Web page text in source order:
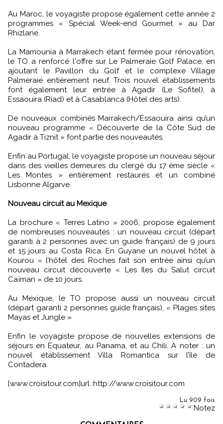
Au Maroc, le voyagiste propose également cette année 2
programmes « Spécial Week-end Gourmet » au Dar
Rhizlane.
La Mamounia à Marrakech étant fermée pour rénovation,
le TO a renforcé l'offre sur Le Palmeraie Golf Palace, en
ajoutant le Pavillon du Golf et le complexe Village
Palmeraie entièrement neuf. Trois nouvel établissements
font également leur entrée à Agadir (Le Sofitel), à
Essaouira (Riad) et à Casablanca (Hôtel des arts).
De nouveaux combinés Marrakech/Essaouira ainsi qu’un
nouveau programme « Découverte de la Côte Sud de
Agadir à Tiznit » font partie des nouveautés.
Enfin au Portugal, le voyagiste propose un nouveau séjour
dans des vieilles demeures du clergé du 17 ème siècle «
Les Montes » entièrement restaurés et un combiné
Lisbonne Algarve.
Nouveau circuit au Mexique
La brochure « Terres Latino » 2006, propose également
de nombreuses nouveautés : un nouveau circuit (départ
garanti à 2 personnes avec un guide français) de 9 jours
et 15 jours au Costa Rica. En Guyane un nouvel hôtel à
Kourou « l’hôtel des Roches fait son entrée ainsi qu’un
nouveau circuit découverte « Les Iles du Salut circuit
Caïman » de 10 jours.
Au Mexique, le TO propose aussi un nouveau circuit
(départ garanti 2 personnes guide français), « Plages sites
Mayas et Jungle »
Enfin le voyagiste propose de nouvelles extensions de
séjours en Equateur, au Panama, et au Chili. A noter : un
nouvel établissement Villa Romantica sur l’île de
Contadera.
[www.croisitour.com]url :http://www.croisitour.com
Lu 909 fois
Notez